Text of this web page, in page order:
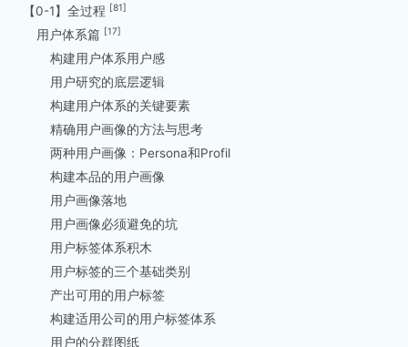
【0-1】全过程 [81]
用户体系篇 [17]
构建用户体系用户感
用户研究的底层逻辑
构建用户体系的关键要素
精确用户画像的方法与思考
两种用户画像：Persona和Profil
构建本品的用户画像
用户画像落地
用户画像必须避免的坑
用户标签体系积木
用户标签的三个基础类别
产出可用的用户标签
构建适用公司的用户标签体系
用户的分群图纸